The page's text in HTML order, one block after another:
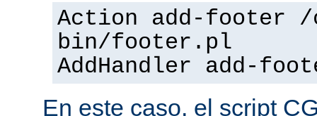
Action add-footer
bin/footer.pl
AddHandler add-
En este caso, el script